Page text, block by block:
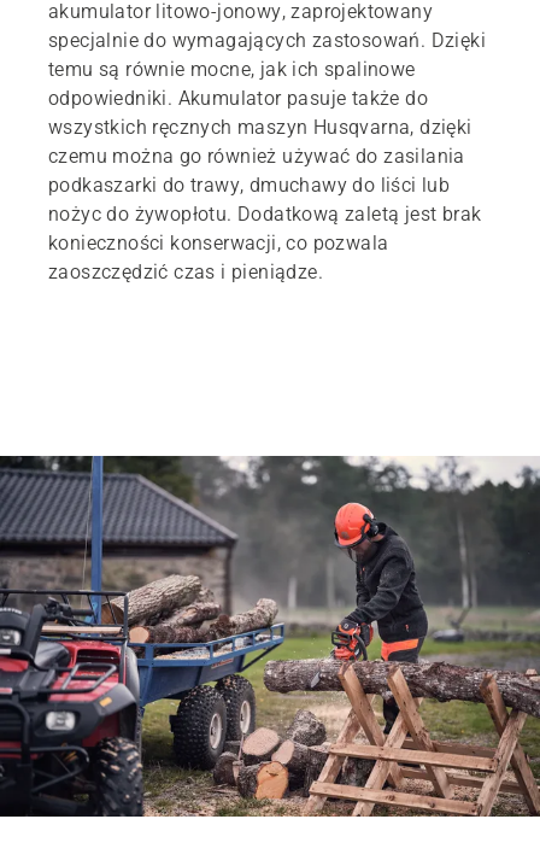
akumulator litowo-jonowy, zaprojektowany
specjalnie do wymagających zastosowań. Dzięki
temu są równie mocne, jak ich spalinowe
odpowiedniki. Akumulator pasuje także do
wszystkich ręcznych maszyn Husqvarna, dzięki
czemu można go również używać do zasilania
podkaszarki do trawy, dmuchawy do liści lub
nożyc do żywopłotu. Dodatkową zaletą jest brak
konieczności konserwacji, co pozwala
zaoszczędzić czas i pieniądze.